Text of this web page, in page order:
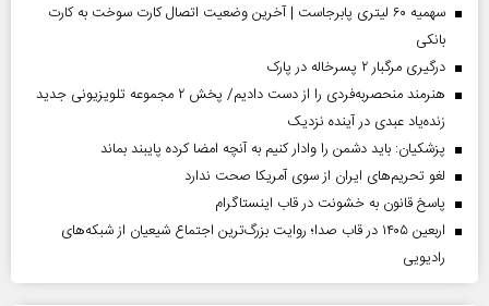
سهمیه ۶۰ لیتری پابرجاست | آخرین وضعیت اتصال کارت سوخت به کارت
بانکی
درگیری مرگبار ۲ پسرخاله در پارک
هنرمند منحصر‌به‌فردی را از دست دادیم/ پخش ۲ مجموعه تلویزیونی جدید
زنده‌یاد عبدی در آینده نزدیک
پزشکیان: باید دشمن را وادار کنیم به آنچه امضا کرده پایبند بماند
لغو تحریم‌های ایران از سوی آمریکا صحت ندارد
پاسخ قانون به خشونت در قاب اینستاگرام
اربعین ۱۴۰۵ در قاب صدا؛ روایت بزرگ‌ترین اجتماع شیعیان از شبکه‌های
رادیویی